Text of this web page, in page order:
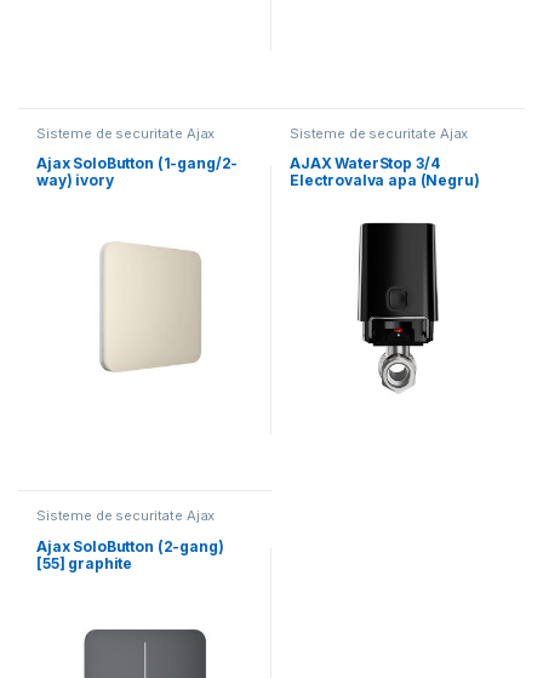
Sisteme de securitate Ajax
Ajax SoloButton (1-gang/2-
way) ivory
Sisteme de securitate Ajax
AJAX WaterStop 3/4
Electrovalva apa (Negru)
Sisteme de securitate Ajax
Ajax SoloButton (2-gang)
[55] graphite